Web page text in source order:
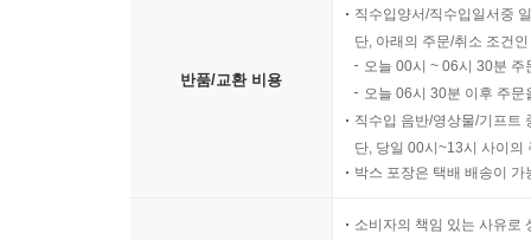
반품/교환 비용
직수입양서/직수입일서중
단, 아래의 주문/취소 조건
오늘 00시 ~ 06시 30분
오늘 06시 30분 이후 주
직수입 음반/영상물/기프트
단, 당일 00시~13시 사이의
박스 포장은 택배 배송이
소비자의 책임 있는 사유로